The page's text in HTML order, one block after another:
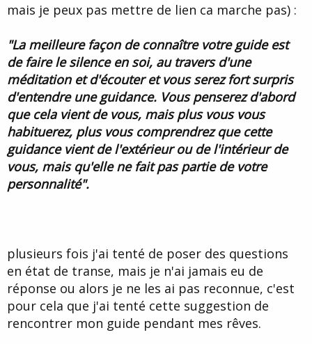
mais je peux pas mettre de lien ca marche pas) :
"La meilleure façon de connaître votre guide est
de faire le silence en soi, au travers d'une
méditation et d'écouter et vous serez fort surpris
d'entendre une guidance. Vous penserez d'abord
que cela vient de vous, mais plus vous vous
habituerez, plus vous comprendrez que cette
guidance vient de l'extérieur ou de l'intérieur de
vous, mais qu'elle ne fait pas partie de votre
personnalité".
plusieurs fois j'ai tenté de poser des questions
en état de transe, mais je n'ai jamais eu de
réponse ou alors je ne les ai pas reconnue, c'est
pour cela que j'ai tenté cette suggestion de
rencontrer mon guide pendant mes rêves.